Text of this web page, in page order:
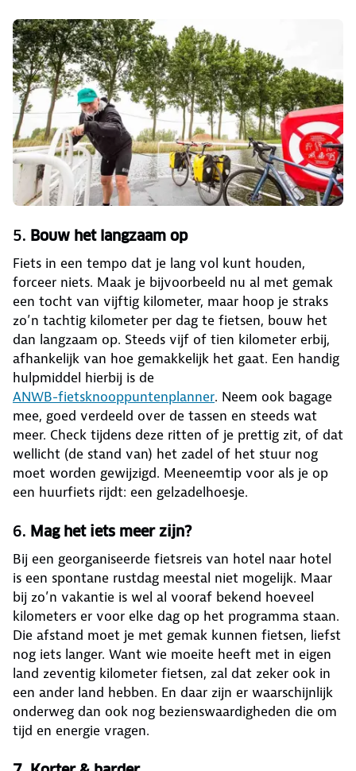
5. Bouw het langzaam op
Fiets in een tempo dat je lang vol kunt houden,
forceer niets. Maak je bijvoorbeeld nu al met gemak
een tocht van vijftig kilometer, maar hoop je straks
zo’n tachtig kilometer per dag te fietsen, bouw het
dan langzaam op. Steeds vijf of tien kilometer erbij,
afhankelijk van hoe gemakkelijk het gaat. Een handig
hulpmiddel hierbij is de
ANWB-fietsknooppuntenplanner. Neem ook bagage
mee, goed verdeeld over de tassen en steeds wat
meer. Check tijdens deze ritten of je prettig zit, of dat
wellicht (de stand van) het zadel of het stuur nog
moet worden gewijzigd. Meeneemtip voor als je op
een huurfiets rijdt: een gelzadelhoesje.
6. Mag het iets meer zijn?
Bij een georganiseerde fietsreis van hotel naar hotel
is een spontane rustdag meestal niet mogelijk. Maar
bij zo’n vakantie is wel al vooraf bekend hoeveel
kilometers er voor elke dag op het programma staan.
Die afstand moet je met gemak kunnen fietsen, liefst
nog iets langer. Want wie moeite heeft met in eigen
land zeventig kilometer fietsen, zal dat zeker ook in
een ander land hebben. En daar zijn er waarschijnlijk
onderweg dan ook nog bezienswaardigheden die om
tijd en energie vragen.